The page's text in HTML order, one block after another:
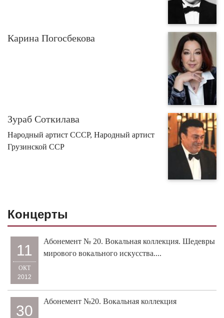
Карина Погосбекова
Зураб Соткилава
Народный артист СССР, Народный артист
Грузинской ССР
Концерты
11
ОКТ
2012
Абонемент № 20. Вокальная коллекция. Шедевры
мирового вокального искусства....
30
Абонемент №20. Вокальная коллекция